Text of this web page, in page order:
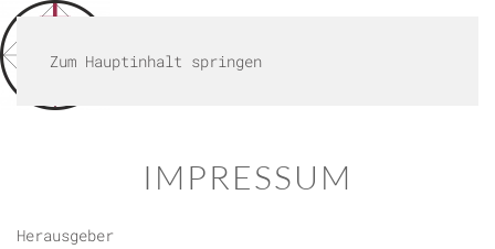
Zum Hauptinhalt springen
IMPRESSUM
Herausgeber